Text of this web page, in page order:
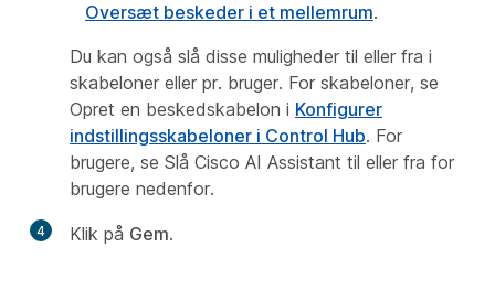
Oversæt beskeder i et mellemrum.
Du kan også slå disse muligheder til eller fra i
skabeloner eller pr. bruger. For skabeloner, se
Opret en beskedskabelon i Konfigurer
indstillingsskabeloner i Control Hub. For
brugere, se Slå Cisco AI Assistant til eller fra for
brugere nedenfor.
4 Klik på Gem.